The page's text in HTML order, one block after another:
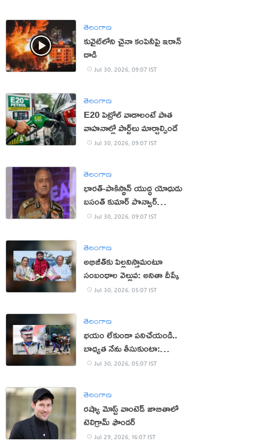
తెలంగాణ
కువైట్‌లోని చైనా కంపెనీపై ఇరాన్
దాడి
Jul 30, 2026, 09:07 IST
తెలంగాణ
E20 పెట్రోల్ వాడాలంటే పాత
వాహనాల్లో పార్ట్‌లు మార్చాల్సిందే
Jul 30, 2026, 09:07 IST
తెలంగాణ
భార‌త్‌-పాకిస్థాన్ యుద్ధ యోధుడు
బ‌సంత్ కుమార్ పొన్వార్‌
క‌న్నుమూత‌
Jul 30, 2026, 09:07 IST
తెలంగాణ
అభిజీత్‌కు పిల్ల‌నిస్తామంటూ
సంబంధాల వెల్లువ: అనితా దీప్కే
Jul 30, 2026, 05:07 IST
తెలంగాణ
భ‌యం లేకుండా ప‌నిచేయండి..
బాధ్య‌త నేను తీసుకుంటా:
సీఆర్పీఎఫ్ చీఫ్
Jul 30, 2026, 05:07 IST
తెలంగాణ
రష్యా మోస్ట్ వాంటెడ్ జాబితాలో
టెలిగ్రామ్ ఫౌండర్
Jul 29, 2026, 16:07 IST